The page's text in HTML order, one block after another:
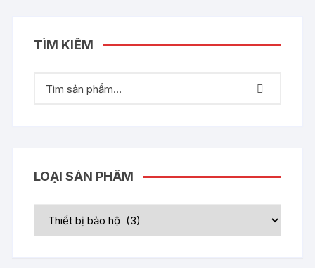
TÌM KIẾM
LOẠI SẢN PHẨM